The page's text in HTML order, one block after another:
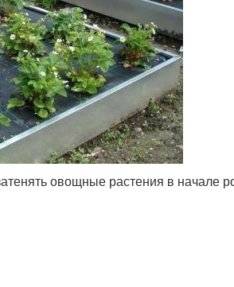
овощные растения в начале